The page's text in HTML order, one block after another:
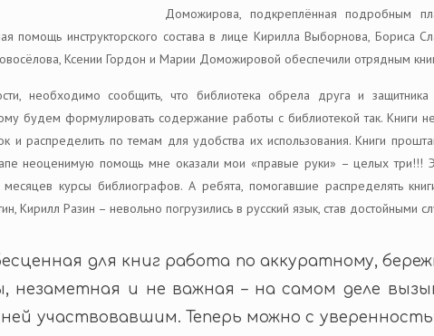
Доможирова, подкреплённая подробным
помощь инструкторского состава в лице Кирилла Выборнова, Бориса
Ксении Гордон и Марии Доможировой обеспечили отрядным
необходимо сообщить, что библиотека обрела друга и
будем формулировать содержание работы с библиотекой так. Книги
и распределить по темам для удобства их использования. Книги
неоценимую помощь мне оказали мои «правые руки» – целых три!!!
курсы библиографов. А ребята, помогавшие распределять
Кирилл Разин – невольно погрузились в русский язык, став достойными
для книг работа по аккуратному,
незаметная и не важная – на самом деле
участвовавшим. Теперь можно с